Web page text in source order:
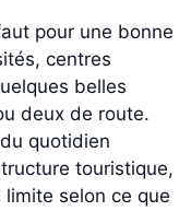
pour une bonne
centres
belles
deux de route.
quotidien
touristique,
selon ce que